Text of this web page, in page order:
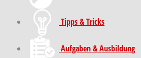
Tipps & Tricks
Aufgaben & Ausbildung